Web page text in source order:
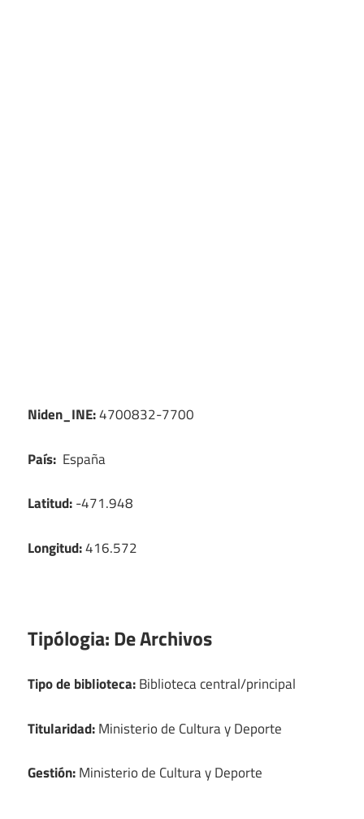
Niden_INE:4700832-7700
País: España
Latitud:-471.948
Longitud:416.572
Tipólogia:De Archivos
Tipo de biblioteca:Biblioteca central/principal
Titularidad:Ministerio de Cultura y Deporte
Gestión:Ministerio de Cultura y Deporte